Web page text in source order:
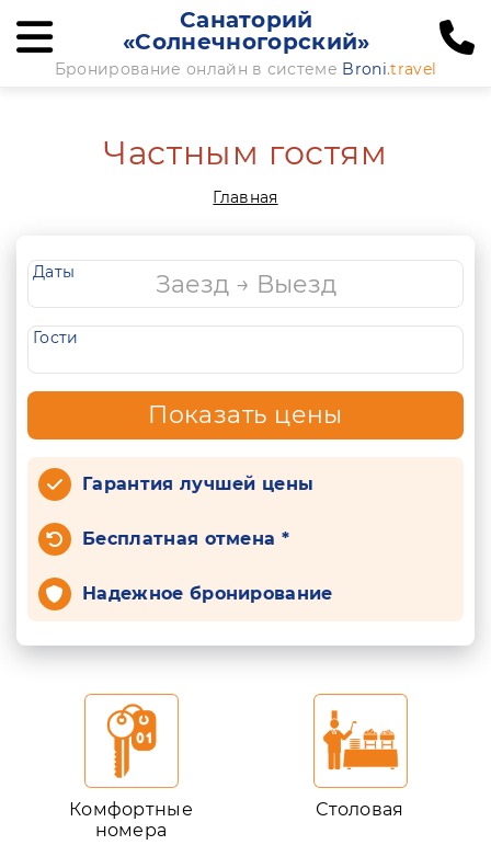
Санаторий
«Солнечногорский»
Бронирование онлайн в системе Broni.travel
Частным гостям
Главная
Даты
Гости
Показать цены
Гарантия лучшей цены
Бесплатная отмена *
Надежное бронирование
Комфортные
номера
Столовая